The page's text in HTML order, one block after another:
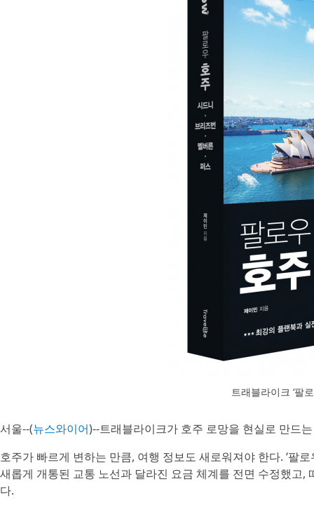
트래블라이크 ‘팔
서울--(뉴스와이어)--트래블라이크가 호주 로망을 현실로 만드
호주가 빠르게 변하는 만큼, 여행 정보도 새로워져야 한다. ‘팔
새롭게 개통된 교통 노선과 달라진 요금 체계를 전면 수정했고
다.